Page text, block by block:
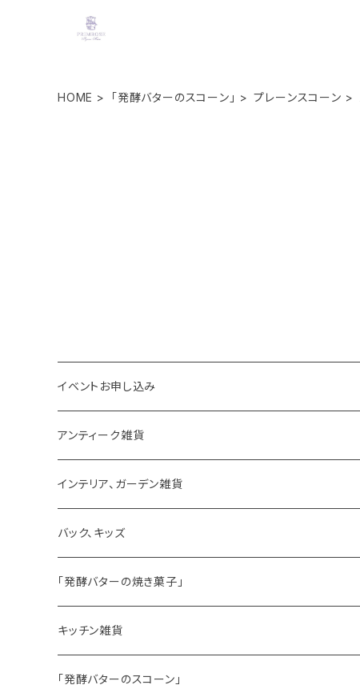
HOME 「発酵バターのスコーン」 プレーンスコーン
イベントお申し込み
アンティーク雑貨
ゼリーモールド
コンポート
ハマースレイ
インテリア、ガーデン雑貨
バック、キッズ
「発酵バターの焼き菓子」
バターサンドクッキー
シードケーキ
キッチン雑貨
「発酵バターのスコーン」